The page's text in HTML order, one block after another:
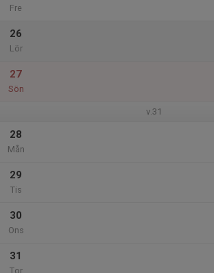
Fre
26
Lör
27
Sön
v.31
28
Mån
29
Tis
30
Ons
31
Tor